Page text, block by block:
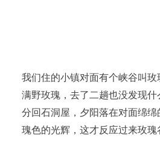
我们住的小镇对面有个峡谷叫
满野玫瑰，去了二趟也没发现
分回石洞屋，夕阳落在对面绵
瑰色的光辉，这才反应过来玫瑰